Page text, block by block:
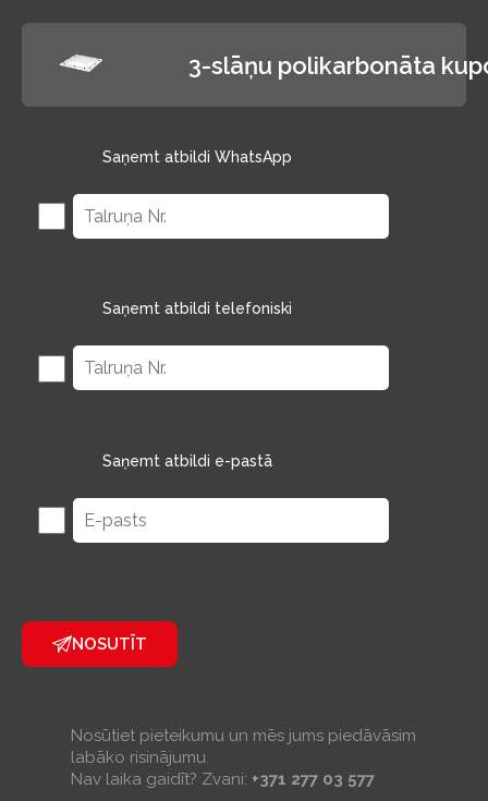
3-slāņu polikarbonāta
Saņemt atbildi WhatsApp
Saņemt atbildi telefoniski
Saņemt atbildi e-pastā
NOSUTĪT
Nosūtiet pieteikumu un mēs jums piedāvāsim
labāko risinājumu.
Nav laika gaidīt? Zvani: +371 277 03 577